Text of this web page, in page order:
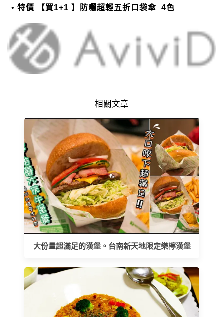
特價 【買1+1 】防曬超輕五折口袋傘_4色
相關文章
大份量超滿足的漢堡。台南新天地限定樂檸漢堡